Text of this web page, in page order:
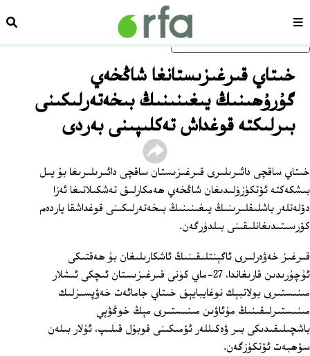
ئاساسلىق مەزمۇنغا ئاتلاڭسەھىپە
خىتاي قىرغىزىستانغا شاڭخەي
گۇرۇھىنىڭ يىغىنىنىڭ بىخەتەرلىكىنى
بىرلىكتە قوغداش تەكلىپىنى بەردى
خىتاي ساقچى دائىرىلىرى قىرغىزىستان ساقچى دائىرىلىرىغا بۇ يىل
بىشكەكتە ئۆتكۈزۈلىدىغان شاڭخەي ھەمكارلىق تەشكىلاتىغا ئەزا
دۆلەتلەر باشلىقلىرىنىڭ يىغىنىنىڭ بىخەتەرلىكىنى قوغداشقا ياردەم
كۆرسىتىدىغانلىقىنى بىلدۈرگەن.
قىرغىز خەۋەرلىرى ئاگېنتلىقىنىڭ ئاشكارىلىغان بۇ ھەقتىكى
ئۇچۇرىدىن قارىغاندا، 27-ماي كۈنى قىرغىزىستان ئىچكى ئىشلار
مىنىستىرى بولاتبېك نوغايبايېف خىتاي جامائەت خەۋپسىزلىك
مىنىستىرلىقىنىڭ مۇئاۋىن مىنىستىرى مېڭ خوڭۋېي
باشچىلىقىدىكى بىر ۋەكىللەر ئۆمىكىنى قوبۇل قىلىپ، ئۇلار بىلەن
سۆھبەت ئۆتكۈزگەن.